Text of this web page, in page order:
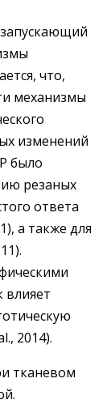
что,
механизмы
изменений
было
резаных
ответа
а также для
влияет
2014).
тканевом